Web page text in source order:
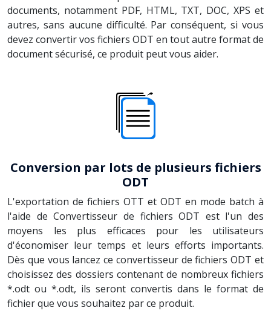
documents, notamment PDF, HTML, TXT, DOC, XPS et
autres, sans aucune difficulté. Par conséquent, si vous
devez convertir vos fichiers ODT en tout autre format de
document sécurisé, ce produit peut vous aider.
Conversion par lots de plusieurs fichiers
ODT
L'exportation de fichiers OTT et ODT en mode batch à
l'aide de Convertisseur de fichiers ODT est l'un des
moyens les plus efficaces pour les utilisateurs
d'économiser leur temps et leurs efforts importants.
Dès que vous lancez ce convertisseur de fichiers ODT et
choisissez des dossiers contenant de nombreux fichiers
*.odt ou *.odt, ils seront convertis dans le format de
fichier que vous souhaitez par ce produit.